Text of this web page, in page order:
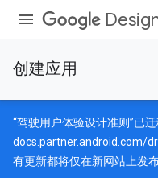
创建应用
“驾驶用户体验设计准则”已迁
docs.partner.android.com/
有更新都将仅在新网站上发布